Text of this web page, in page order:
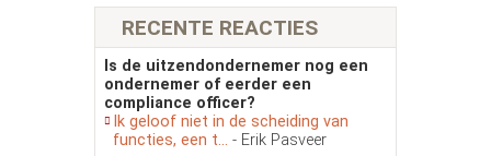
RECENTE REACTIES
Is de uitzendondernemer nog een
ondernemer of eerder een
compliance officer?
Ik geloof niet in de scheiding van
functies, een t... - Erik Pasveer